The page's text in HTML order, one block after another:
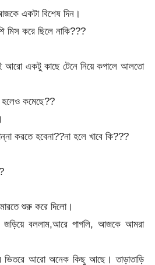
একটা বিশেষ দিন।
মিস করে ছিলে নাকি???
আরো একটু কাছে টেনে নিয়ে কপালে আলতো
হলেও কমেছে??
করতে হবেনা??না হলে খাবে কি???
শুরু করে দিলো।
বললাম,আরে পাগলি, আজকে আমরা
ভিতরে আরো অনেক কিছু আছে। তাড়াতাড়ি